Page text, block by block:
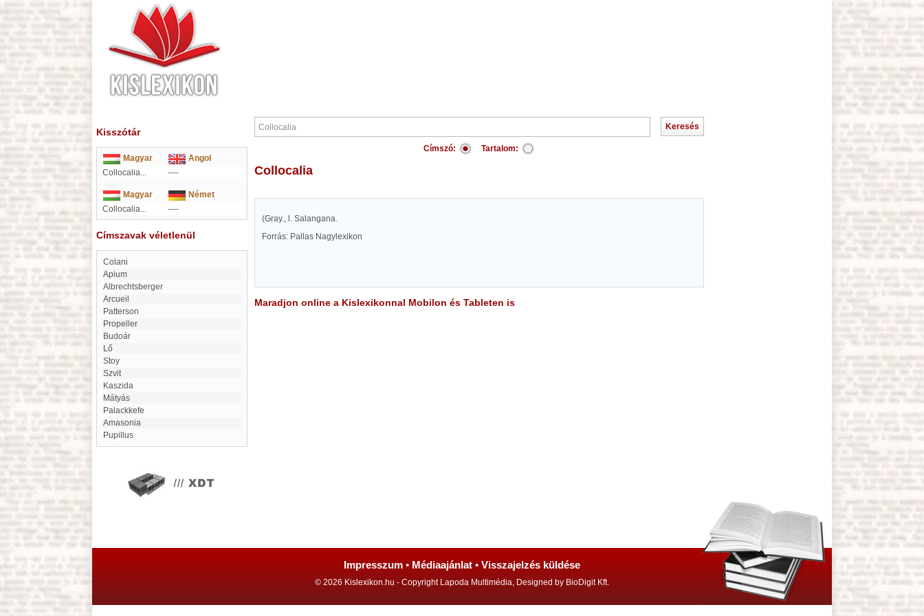
Kisszótár
Magyar
Angol
Collocalia...
----
Magyar
Német
Collocalia...
----
Címszavak véletlenül
Colani
apium
Albrechtsberger
Arcueil
Patterson
Propeller
budoár
Lő
Stoy
szvit
Kaszida
Mátyás
Palackkefe
Amasonia
Pupillus
Címszó: Tartalom:
Collocalia
(Gray., l. Salangana.
Forrás: Pallas Nagylexikon
Maradjon online a Kislexikonnal Mobilon és Tableten is
Impresszum • Médiaajánlat • Visszajelzés küldése
© 2026 Kislexikon.hu - Copyright Lapoda Multimédia, Designed by BioDigit Kft.